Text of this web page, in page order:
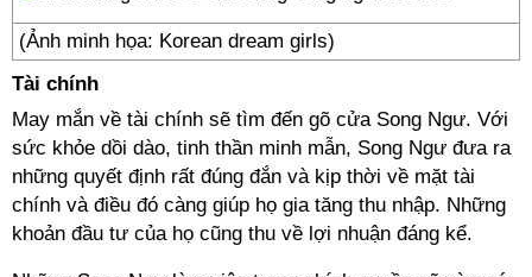
(Ảnh minh họa: Korean dream girls)
Tài chính
May mắn về tài chính sẽ tìm đến gõ cửa Song Ngư. Với
sức khỏe dồi dào, tinh thần minh mẫn, Song Ngư đưa ra
những quyết định rất đúng đắn và kịp thời về mặt tài
chính và điều đó càng giúp họ gia tăng thu nhập. Những
khoản đầu tư của họ cũng thu về lợi nhuận đáng kể.